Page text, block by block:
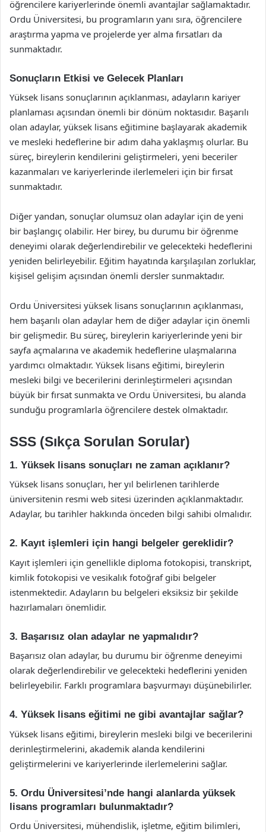
öğrencilere kariyerlerinde önemli avantajlar sağlamaktadır.
Ordu Üniversitesi, bu programların yanı sıra, öğrencilere
araştırma yapma ve projelerde yer alma fırsatları da
sunmaktadır.
Sonuçların Etkisi ve Gelecek Planları
Yüksek lisans sonuçlarının açıklanması, adayların kariyer
planlaması açısından önemli bir dönüm noktasıdır. Başarılı
olan adaylar, yüksek lisans eğitimine başlayarak akademik
ve mesleki hedeflerine bir adım daha yaklaşmış olurlar. Bu
süreç, bireylerin kendilerini geliştirmeleri, yeni beceriler
kazanmaları ve kariyerlerinde ilerlemeleri için bir fırsat
sunmaktadır.
Diğer yandan, sonuçlar olumsuz olan adaylar için de yeni
bir başlangıç olabilir. Her birey, bu durumu bir öğrenme
deneyimi olarak değerlendirebilir ve gelecekteki hedeflerini
yeniden belirleyebilir. Eğitim hayatında karşılaşılan zorluklar,
kişisel gelişim açısından önemli dersler sunmaktadır.
Ordu Üniversitesi yüksek lisans sonuçlarının açıklanması,
hem başarılı olan adaylar hem de diğer adaylar için önemli
bir gelişmedir. Bu süreç, bireylerin kariyerlerinde yeni bir
sayfa açmalarına ve akademik hedeflerine ulaşmalarına
yardımcı olmaktadır. Yüksek lisans eğitimi, bireylerin
mesleki bilgi ve becerilerini derinleştirmeleri açısından
büyük bir fırsat sunmakta ve Ordu Üniversitesi, bu alanda
sunduğu programlarla öğrencilere destek olmaktadır.
SSS (Sıkça Sorulan Sorular)
1. Yüksek lisans sonuçları ne zaman açıklanır?
Yüksek lisans sonuçları, her yıl belirlenen tarihlerde
üniversitenin resmi web sitesi üzerinden açıklanmaktadır.
Adaylar, bu tarihler hakkında önceden bilgi sahibi olmalıdır.
2. Kayıt işlemleri için hangi belgeler gereklidir?
Kayıt işlemleri için genellikle diploma fotokopisi, transkript,
kimlik fotokopisi ve vesikalık fotoğraf gibi belgeler
istenmektedir. Adayların bu belgeleri eksiksiz bir şekilde
hazırlamaları önemlidir.
3. Başarısız olan adaylar ne yapmalıdır?
Başarısız olan adaylar, bu durumu bir öğrenme deneyimi
olarak değerlendirebilir ve gelecekteki hedeflerini yeniden
belirleyebilir. Farklı programlara başvurmayı düşünebilirler.
4. Yüksek lisans eğitimi ne gibi avantajlar sağlar?
Yüksek lisans eğitimi, bireylerin mesleki bilgi ve becerilerini
derinleştirmelerini, akademik alanda kendilerini
geliştirmelerini ve kariyerlerinde ilerlemelerini sağlar.
5. Ordu Üniversitesi’nde hangi alanlarda yüksek
lisans programları bulunmaktadır?
Ordu Üniversitesi, mühendislik, işletme, eğitim bilimleri,